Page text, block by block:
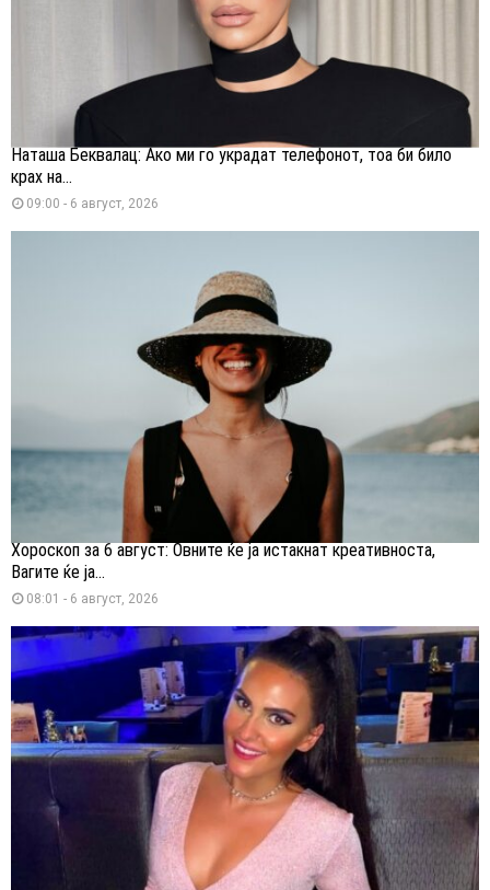
Наташа Беквалац: Ако ми го украдат телефонот, тоа би било
крах на...
09:00 - 6 август, 2026
Хороскоп за 6 август: Овните ќе ја истакнат креативноста,
Вагите ќе ја...
08:01 - 6 август, 2026